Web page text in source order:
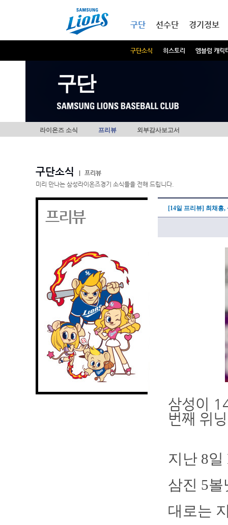
구단
구단소식 히스토리 엠블럼 캐릭
선수단 경기정보
구단
라이온즈 소식 프리뷰 외부감사보고서
구단소식
프리뷰
미리 만나는 삼성라이온즈경기 소식들을 전해 드립니다.
프리뷰 [14일 프리뷰] 최채흥
삼성이
번째 위
지난 8
삼진 5
대로는